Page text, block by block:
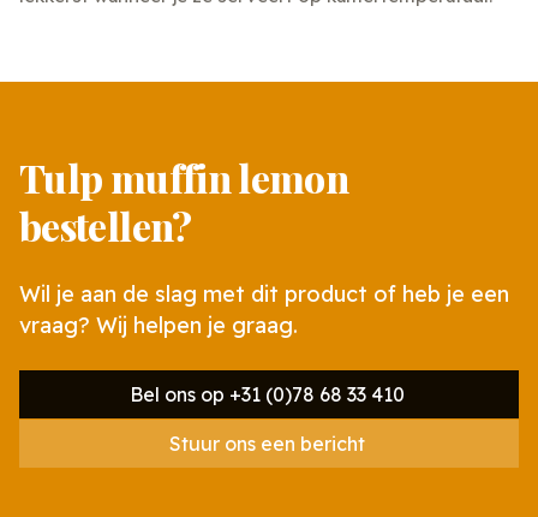
Tulp muffin lemon
bestellen?
Wil je aan de slag met dit product of heb je een
vraag? Wij helpen je graag.
Bel ons op +31 (0)78 68 33 410
Stuur ons een bericht